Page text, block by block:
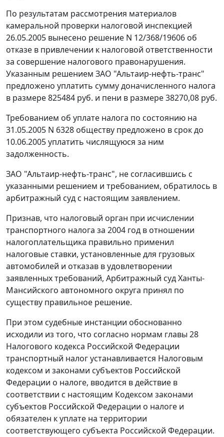
По результатам рассмотрения материалов
камеральной проверки налоговой инспекцией
26.05.2005 вынесено решение N 12/368/19606 об
отказе в привлечении к налоговой ответственности
за совершение налогового правонарушения.
Указанным решением ЗАО "Альтаир-нефть-транс"
предложено уплатить сумму доначисленного налога
в размере 825484 руб. и пени в размере 38270,08 руб.
Требованием об уплате налога по состоянию на
31.05.2005 N 6328 обществу предложено в срок до
10.06.2005 уплатить числящуюся за ним
задолженность.
ЗАО "Альтаир-нефть-транс", не согласившись с
указанными решением и требованием, обратилось в
арбитражный суд с настоящим заявлением.
Признав, что налоговый орган при исчислении
транспортного налога за 2004 год в отношении
налогоплательщика правильно применил
налоговые ставки, установленные для грузовых
автомобилей и отказав в удовлетворении
заявленных требований, Арбитражный суд Ханты-
Мансийского автономного округа принял по
существу правильное решение.
При этом судебные инстанции обоснованно
исходили из того, что согласно нормам главы 28
Налогового кодекса Российской Федерации
транспортный налог устанавливается Налоговым
кодексом и законами субъектов Российской
Федерации о налоге, вводится в действие в
соответствии с настоящим Кодексом законами
субъектов Российской Федерации о налоге и
обязателен к уплате на территории
соответствующего субъекта Российской Федерации.